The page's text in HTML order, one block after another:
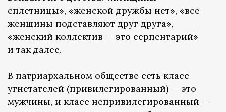
сплетницы», «женской дружбы нет», «все
женщины подставляют друг друга»,
«женский коллектив — это серпентарий»
и так далее.
В патриархальном обществе есть класс
угнетателей (привилегированный) — это
мужчины, и класс непривилегированный —